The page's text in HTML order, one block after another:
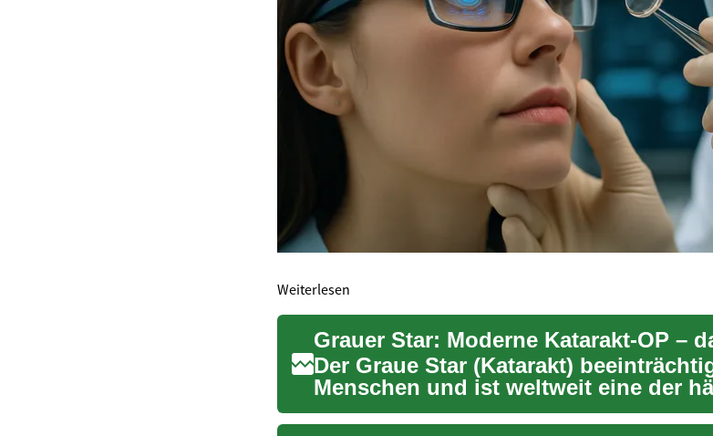
Weiterlesen
Grauer Star: Moderne Katarakt-OP –
Der Graue Star (Katarakt)
Menschen und ist weltweit eine der
Augenleiden. ...